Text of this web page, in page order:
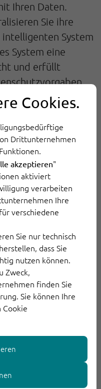
Cookies.
Drittunternehmen
akzeptieren"
aktiviert
verarbeiten
Ihre
verschiedene
Sie nur technisch
dass Sie
nutzen können.
Zweck,
finden Sie
Sie können Ihre
Ihren Daten.
Sie ihre
System
System eine
und erfüllt
Sie Ihre
von
für jeden
Software und
sind nur
Kundenservice im
ist es für
sich mit
im Kundenservice
sie von anderen
in Ihrem
Mit welcher
Ihren Kunden?